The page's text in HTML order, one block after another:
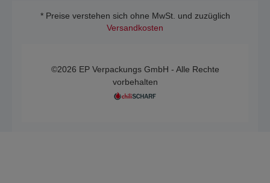
* Preise verstehen sich ohne MwSt. und zuzüglich
Versandkosten
©2026 EP Verpackungs GmbH - Alle Rechte
vorbehalten